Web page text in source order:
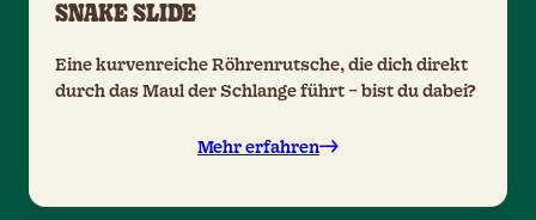
SNAKE SLIDE
Eine kurvenreiche Röhrenrutsche, die dich direkt
durch das Maul der Schlange führt – bist du dabei?
Mehr erfahren